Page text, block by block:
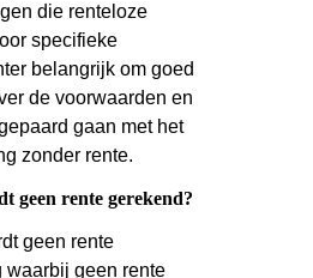
die renteloze
specifieke
belangrijk om goed
de voorwaarden en
gaan met het
zonder rente.
geen rente gerekend?
geen rente
waarbij geen rente